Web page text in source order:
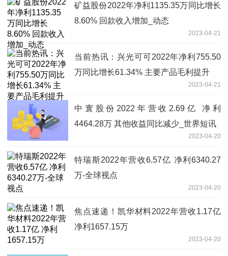
矿益股份2022年净利1135.35万同比增长
8.60% 回款收入增加_动态
2023-04-21
当前热讯：兴光可可2022年净利755.50
万同比增长61.34% 主要产品毛利提升
2023-04-21
中寰股份2022年营收2.69亿 净利
4464.28万 其他收益同比减少_世界短讯
2023-04-20
特瑞斯2022年营收6.57亿 净利6340.27
万-全球视点
2023-04-20
焦点速递！凯华材料2022年营收1.17亿
净利1657.15万
2023-04-20